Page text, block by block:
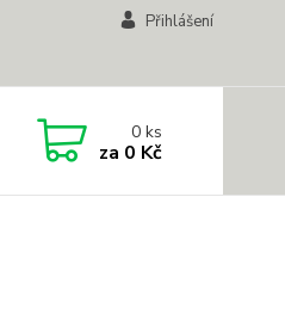
Přihlášení
0ks
za 0 Kč